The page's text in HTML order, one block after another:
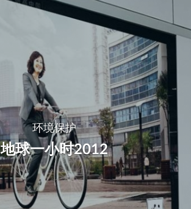
环境保护
地球一小时2012